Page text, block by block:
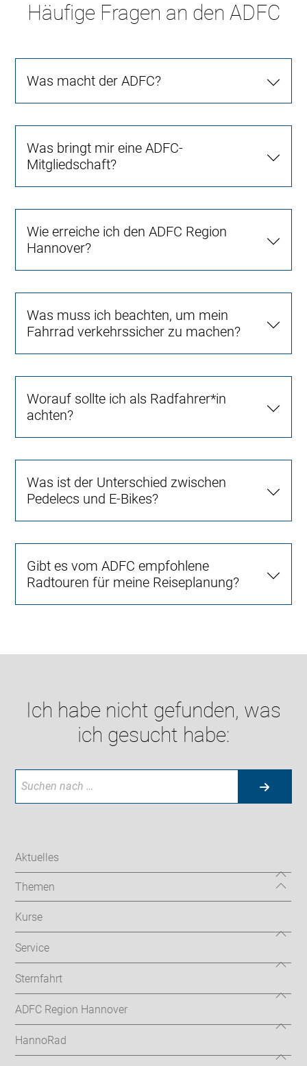
Häufige Fragen an den ADFC
Was macht der ADFC?
Was bringt mir eine ADFC-
Mitgliedschaft?
Wie erreiche ich den ADFC Region
Hannover?
Was muss ich beachten, um mein
Fahrrad verkehrssicher zu machen?
Worauf sollte ich als Radfahrer*in
achten?
Was ist der Unterschied zwischen
Pedelecs und E-Bikes?
Gibt es vom ADFC empfohlene
Radtouren für meine Reiseplanung?
Ich habe nicht gefunden, was
ich gesucht habe:
Aktuelles
Themen
Kurse
Service
Sternfahrt
ADFC Region Hannover
HannoRad